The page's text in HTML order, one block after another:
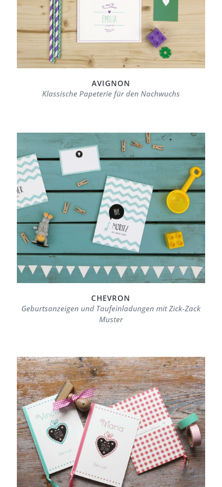
AVIGNON
Klassische Papeterie für den Nachwuchs
CHEVRON
Geburtsanzeigen und Taufeinladungen mit Zick-Zack
Muster